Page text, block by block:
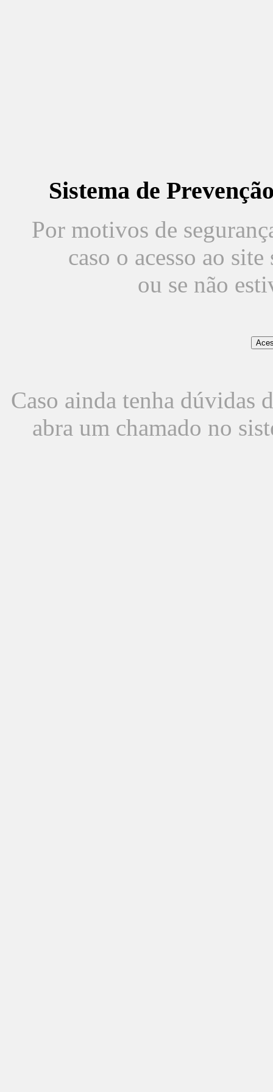
Sistema de
Por motivos de
caso o acesso ao
ou se não
Caso ainda tenha dúvidas
abra um chamado no